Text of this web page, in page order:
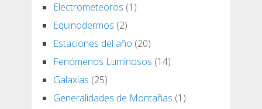
Electrometeoros (1)
Equinodermos (2)
Estaciones del año (20)
Fenómenos Luminosos (14)
Galaxias (25)
Generalidades de Montañas (1)